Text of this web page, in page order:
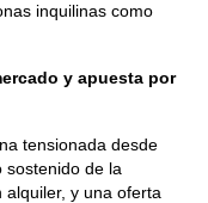
inquilinas como
y apuesta por
tensionada desde
sostenido de la
y una oferta